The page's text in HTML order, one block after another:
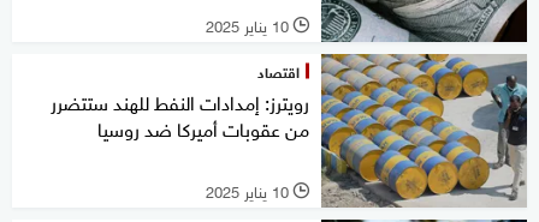
l 10 يناير 2025
اقتصاد
رويترز: إمدادات النفط للهند ستتضرر
من عقوبات أميركا ضد روسيا
l 10 يناير 2025